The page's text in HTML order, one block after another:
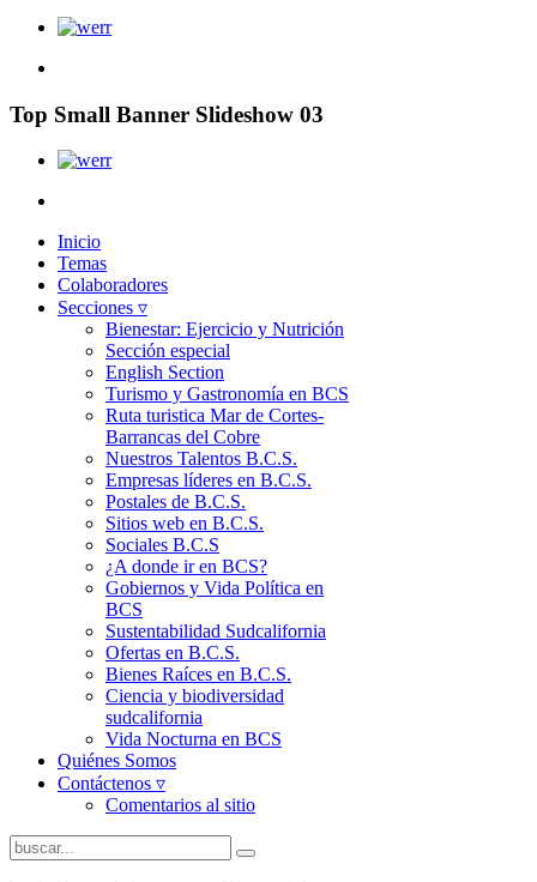
Top Small Banner Slideshow 03
Inicio
Temas
Colaboradores
Secciones ▿
Bienestar: Ejercicio y Nutrición
Sección especial
English Section
Turismo y Gastronomía en BCS
Ruta turistica Mar de Cortes-
Barrancas del Cobre
Nuestros Talentos B.C.S.
Empresas líderes en B.C.S.
Postales de B.C.S.
Sitios web en B.C.S.
Sociales B.C.S
¿A donde ir en BCS?
Gobiernos y Vida Política en
BCS
Sustentabilidad Sudcalifornia
Ofertas en B.C.S.
Bienes Raíces en B.C.S.
Ciencia y biodiversidad
sudcalifornia
Vida Nocturna en BCS
Quiénes Somos
Contáctenos ▿
Comentarios al sitio